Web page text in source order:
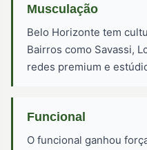
Musculação
Belo Horizonte tem
Bairros como Savassi,
redes premium e
Funcional
O funcional ganhou